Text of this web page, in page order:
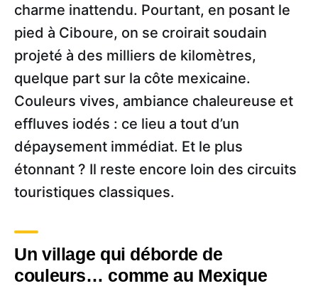
charme inattendu. Pourtant, en posant le
pied à Ciboure, on se croirait soudain
projeté à des milliers de kilomètres,
quelque part sur la côte mexicaine.
Couleurs vives, ambiance chaleureuse et
effluves iodés : ce lieu a tout d’un
dépaysement immédiat. Et le plus
étonnant ? Il reste encore loin des circuits
touristiques classiques.
Un village qui déborde de
couleurs… comme au Mexique